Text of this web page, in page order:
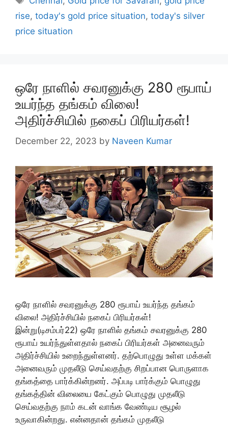
rise, today's gold price situation, today's silver
price situation
ஒரே நாளில் சவரனுக்கு 280 ரூபாய்
உயர்ந்த தங்கம் விலை!
அதிர்ச்சியில் நகைப் பிரியர்கள்!
December 22, 2023 by Naveen Kumar
ஒரே நாளில் சவரனுக்கு 280 ரூபாய் உயர்ந்த தங்கம்
விலை! அதிர்ச்சியில் நகைப் பிரியர்கள்!
இன்று(டிசம்பர்22) ஒரே நாளில் தங்கம் சவரனுக்கு 280
ரூபாய் உயர்ந்துள்ளதால் நகைப் பிரியர்கள் அனைவரும்
அதிர்ச்சியில் உறைந்துள்ளனர். தற்பொழுது உள்ள மக்கள்
அனைவரும் முதலீடு செய்வதற்கு சிறப்பான பொருளாக
தங்கத்தை பார்க்கின்றனர். அப்படி பார்க்கும் பொழுது
தங்கத்தின் விலையை கேட்கும் பொழுது முதலீடு
செய்வதற்கு நாம் கடன் வாங்க வேண்டிய சூழல்
உருவாகின்றது. என்னதான் தங்கம் முதலீடு